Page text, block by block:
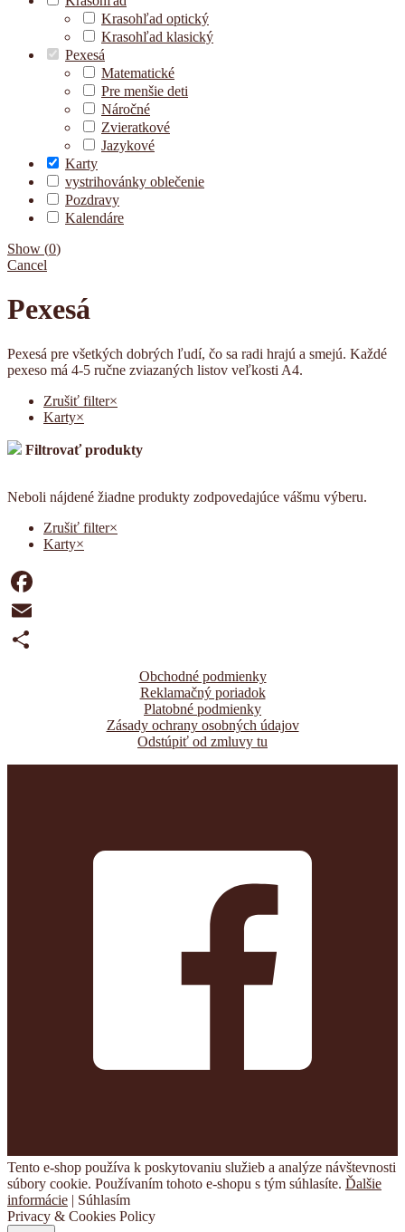
Krasohľad optický
Krasohľad klasický
Pexesá
Matematické
Pre menšie deti
Náročné
Zvieratkové
Jazykové
Karty
vystrihovánky oblečenie
Pozdravy
Kalendáre
Show (0)
Cancel
Pexesá
Pexesá pre všetkých dobrých ľudí, čo sa radi hrajú a smejú. Každé
pexeso má 4-5 ručne zviazaných listov veľkosti A4.
Zrušiť filter×
Karty×
Filtrovať produkty
Neboli nájdené žiadne produkty zodpovedajúce vášmu výberu.
Zrušiť filter×
Karty×
Facebook
Email
Obchodné podmienky
Reklamačný poriadok
Platobné podmienky
Zásady ochrany osobných údajov
Odstúpiť od zmluvy tu
Tento e-shop používa k poskytovaniu služieb a analýze návštevnosti
súbory cookie. Používaním tohoto e-shopu s tým súhlasíte. Ďalšie
informácie | Súhlasím
Privacy & Cookies Policy